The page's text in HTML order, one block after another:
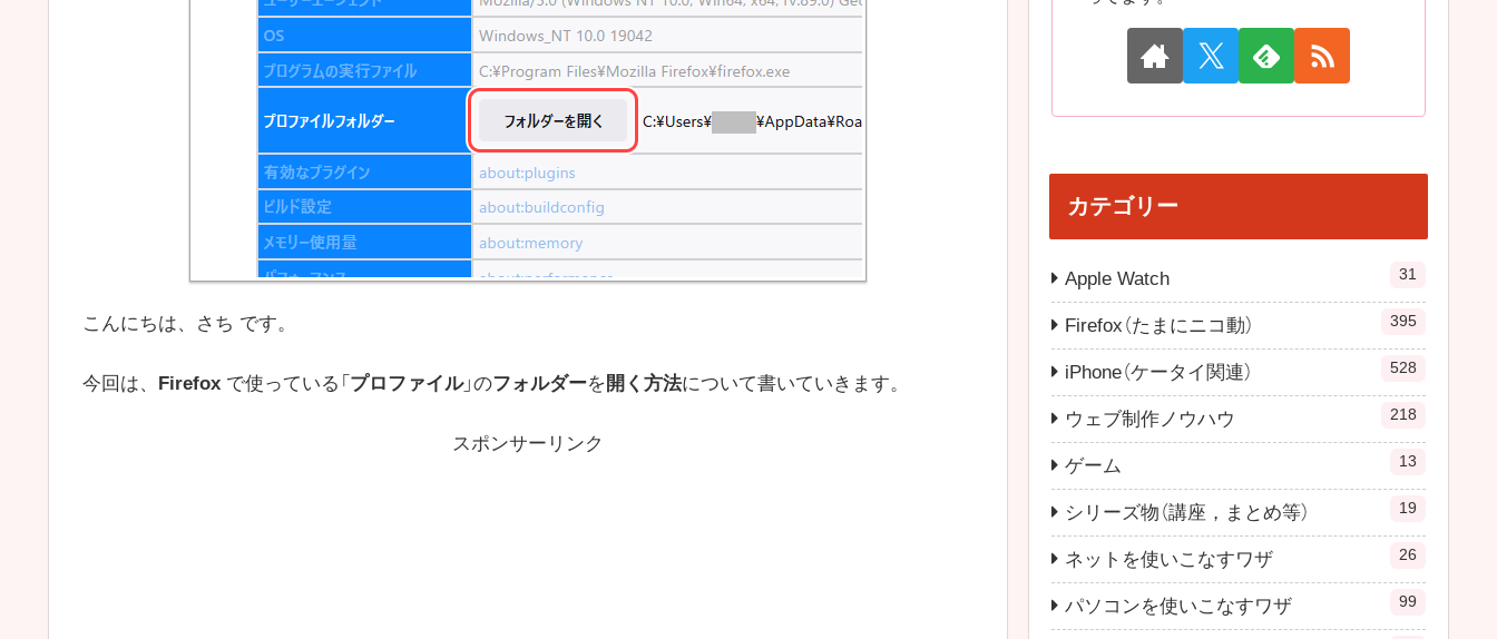
こんにちは、さち です。
今回は、 Firefox で使っている「 プロファイル」のフォルダーを 開く方法について書いていきます。
スポンサーリンク
カテゴリー
Apple Watch 31
Firefox（たまにニコ動） 395
iPhone（ケータイ関連） 528
ウェブ制作ノウハウ 218
ゲーム 13
シリーズ物（講座，まとめ等） 19
ネットを使いこなすワザ 26
パソコンを使いこなすワザ 99